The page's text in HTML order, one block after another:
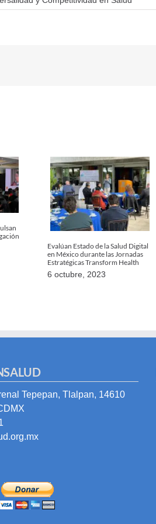
Evalúan Estado de la Salud Digital
en México durante las Jornadas
Estratégicas Transform Health
6 octubre, 2023
Tepepan, Tlalpan, 14610